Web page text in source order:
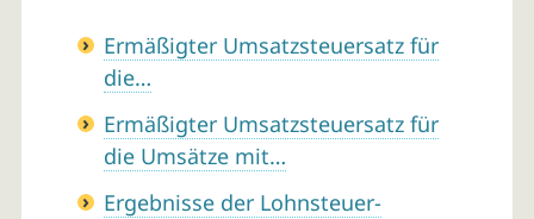
Ermäßigter Umsatzsteuersatz für
die…
Ermäßigter Umsatzsteuersatz für
die Umsätze mit…
Ergebnisse der Lohnsteuer-